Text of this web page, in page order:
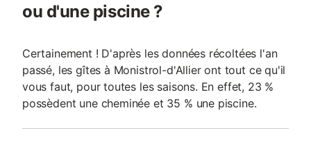
ou d'une piscine ?
Certainement ! D'après les données récoltées l'an
passé, les gîtes à Monistrol-d'Allier ont tout ce qu'il
vous faut, pour toutes les saisons. En effet, 23 %
possèdent une cheminée et 35 % une piscine.